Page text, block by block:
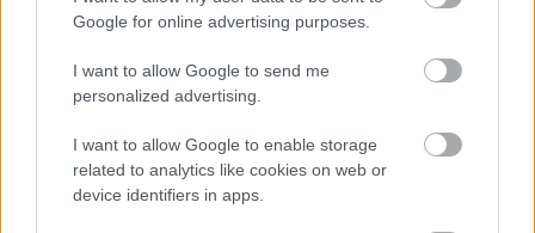
Google for online advertising purposes.
I want to allow Google to send me
personalized advertising.
I want to allow Google to enable storage
related to analytics like cookies on web or
device identifiers in apps.
Μείνε Αύγουστο στην Αθήνα κι άσε τους
άλλους να λένε
Πώς θα